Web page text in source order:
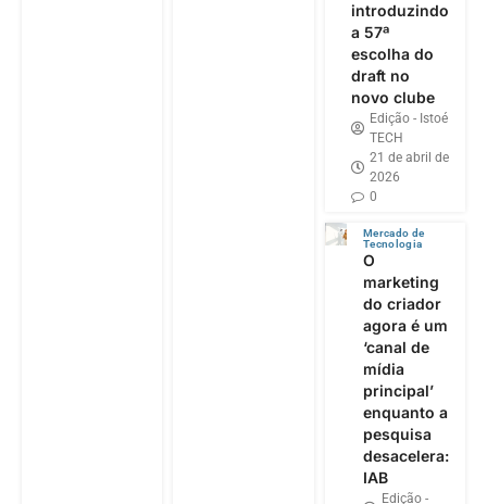
introduzindo
a 57ª
escolha do
draft no
novo clube
Edição - Istoé
TECH
21 de abril de
2026
0
Mercado de
Tecnologia
O
marketing
do criador
agora é um
‘canal de
mídia
principal’
enquanto a
pesquisa
desacelera:
IAB
Edição -